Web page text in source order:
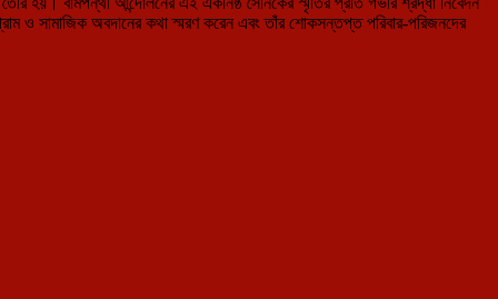
ও সামাজিক অবদানের কথা স্মরণ করেন এবং তাঁর শোকসন্তপ্ত পরিবার-পরিজনদের